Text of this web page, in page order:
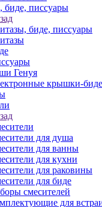
биде, писсуары
биде, писсуары
Генуя
крышки-биде
для душа
для ванны
для кухни
для раковины
для биде
смесителей
для